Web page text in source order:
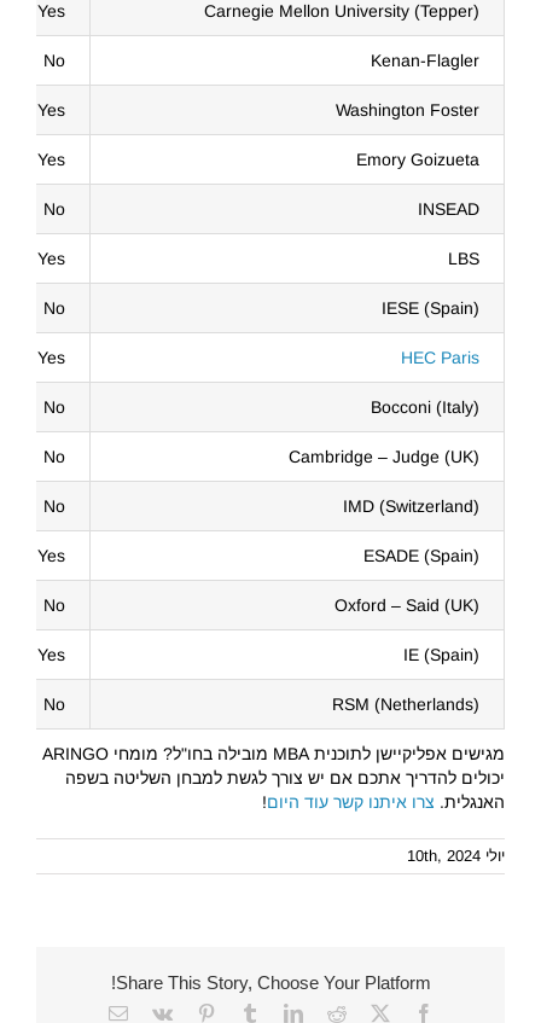
Carnegie Mellon University (Tepper)
Yes
Kenan-Flagler
No
Washington Foster
Yes
Emory Goizueta
Yes
INSEAD
No
LBS
Yes
IESE (Spain)
No
HEC Paris
Yes
Bocconi (Italy)
No
Cambridge – Judge (UK)
No
IMD (Switzerland)
No
ESADE (Spain)
Yes
Oxford – Said (UK)
No
IE (Spain)
Yes
RSM (Netherlands)
No
מגישים אפליקיישן לתוכנית MBA מובילה בחו"ל? מומחי ARINGO
יכולים להדריך אתכם אם יש צורך לגשת למבחן השליטה בשפה
האנגלית. צרו איתנו קשר עוד היום!
יולי 10th, 2024
Share This Story, Choose Your Platform!
Facebook
X
Reddit
LinkedIn
Tumblr
Pinterest
Vk
Email